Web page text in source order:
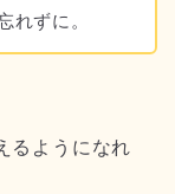
れずに。
るようになれ